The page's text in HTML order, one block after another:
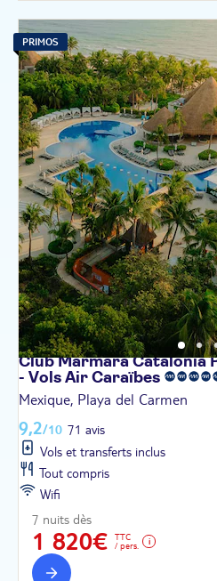
PRIMOS
Club Marmara Catalonia
- Vols Air Caraïbes
Mexique, Playa del Carmen
9,2/10 71 avis
Vols et transferts inclus
Tout compris
Wifi
7 nuits dès
1 820€
TTC
/ pers.